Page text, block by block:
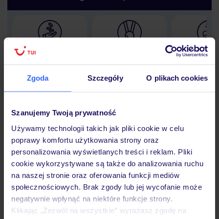
Zgoda Szczegóły O plikach cookies
Szanujemy Twoją prywatność
Używamy technologii takich jak pliki cookie w celu
poprawy komfortu użytkowania strony oraz
personalizowania wyświetlanych treści i reklam. Pliki
cookie wykorzystywane są także do analizowania ruchu
na naszej stronie oraz oferowania funkcji mediów
społecznościowych. Brak zgody lub jej wycofanie może
negatywnie wpłynąć na niektóre funkcje strony.
Klikając „Zezwól na wszystkie” wyrażasz zgodę na
Lider niskich cen 30 lat w
Hotel
Opinie
Pokoje